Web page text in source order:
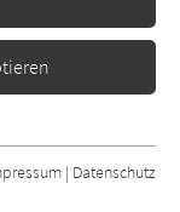
der
die Webseite
| Datenschutz